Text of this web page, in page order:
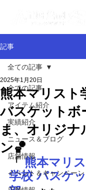
記事
全ての記事
アイテム紹介
実績紹介
ニュース＆ブログ
店舗情報
イベント＆キャンペーン
全ての記事
熊本マリスト
バスケットボ
ま、オリジナ
ン🏀
2025年1月20日
「 熊本マリ
学校 バスケ